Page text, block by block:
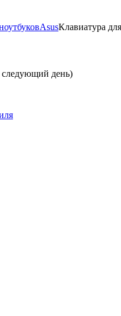
AsusКлавиатура
следующий день)